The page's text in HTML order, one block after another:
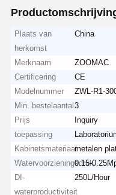
Plaats van
herkomst
China
Merknaam
ZOOMAC
Certificering
CE
Modelnummer
ZWL-R1-
Min. bestelaantal 3
Prijs
Inquiry
toepassing
Kabinetsmateriaalmetalen
Watervoorzieningsdruk
0.15-
DI-
waterproductiviteit
250L/Hour